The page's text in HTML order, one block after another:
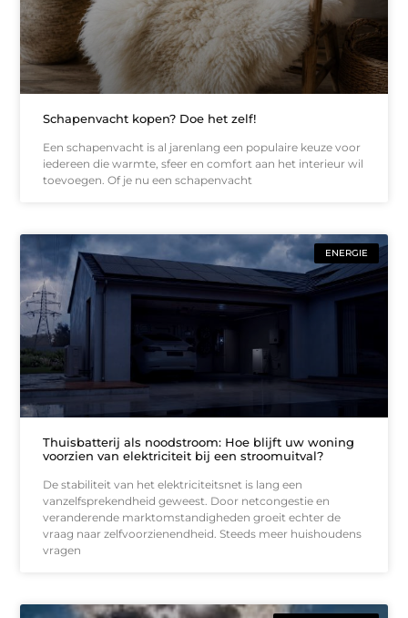
Schapenvacht kopen? Doe het zelf!
Een schapenvacht is al jarenlang een populaire keuze voor
iedereen die warmte, sfeer en comfort aan het interieur wil
toevoegen. Of je nu een schapenvacht
ENERGIE
Thuisbatterij als noodstroom: Hoe blijft uw woning
voorzien van elektriciteit bij een stroomuitval?
De stabiliteit van het elektriciteitsnet is lang een
vanzelfsprekendheid geweest. Door netcongestie en
veranderende marktomstandigheden groeit echter de
vraag naar zelfvoorzienendheid. Steeds meer huishoudens
vragen